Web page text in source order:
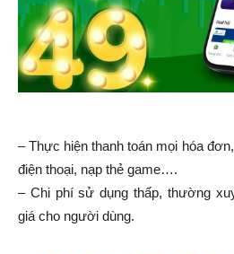
– Thực hiện thanh toán mọi hóa
điện thoại, nạp thẻ game….
– Chi phí sử dụng thấp, thường
giá cho người dùng.